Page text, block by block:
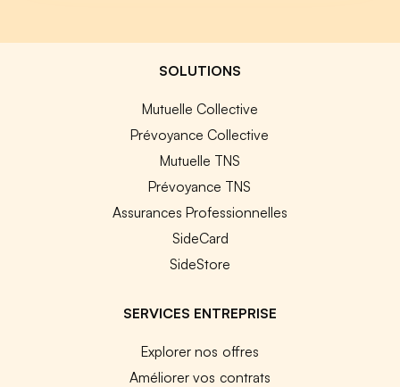
SOLUTIONS
Mutuelle Collective
Prévoyance Collective
Mutuelle TNS
Prévoyance TNS
Assurances Professionnelles
SideCard
SideStore
SERVICES ENTREPRISE
Explorer nos offres
Améliorer vos contrats